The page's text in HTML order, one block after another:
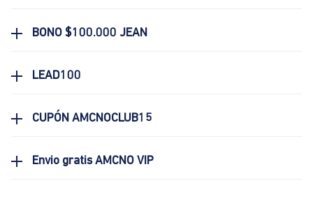
BONO $100.000 JEAN
LEAD100
CUPÓN AMCNOCLUB15
Envio gratis AMCNO VIP